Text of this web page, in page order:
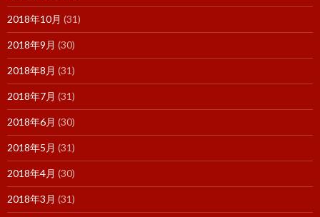
2018年10月 (31)
2018年9月 (30)
2018年8月 (31)
2018年7月 (31)
2018年6月 (30)
2018年5月 (31)
2018年4月 (30)
2018年3月 (31)